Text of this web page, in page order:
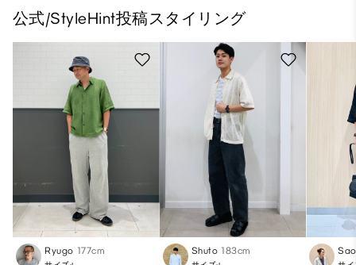
公式/StyleHint投稿スタイリング
Ryugo 177cm Shuto 183cm Sao